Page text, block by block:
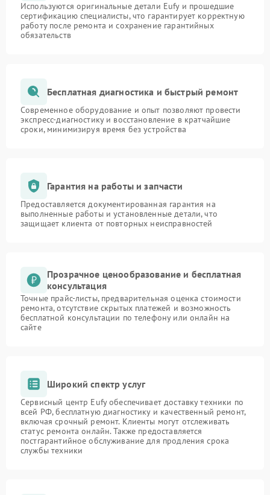
Используются оригинальные детали Eufy и прошедшие
сертификацию специалисты, что гарантирует корректную
работу после ремонта и сохранение гарантийных
обязательств
Бесплатная диагностика и быстрый ремонт
Современное оборудование и опыт позволяют провести
экспресс-диагностику и восстановление в кратчайшие
сроки, минимизируя время без устройства
Гарантия на работы и запчасти
Предоставляется документированная гарантия на
выполненные работы и установленные детали, что
защищает клиента от повторных неисправностей
Прозрачное ценообразование и бесплатная
консультация
Точные прайс-листы, предварительная оценка стоимости
ремонта, отсутствие скрытых платежей и возможность
бесплатной консультации по телефону или онлайн на
сайте
Широкий спектр услуг
Сервисный центр Eufy обеспечивает доставку техники по
всей РФ, бесплатную диагностику и качественный ремонт,
включая срочный ремонт. Клиенты могут отслеживать
статус ремонта онлайн. Также предоставляется
постгарантийное обслуживание для продления срока
службы техники